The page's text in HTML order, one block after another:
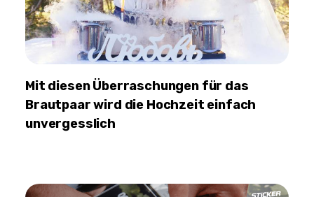
Mit diesen Überraschungen für das
Brautpaar wird die Hochzeit einfach
unvergesslich